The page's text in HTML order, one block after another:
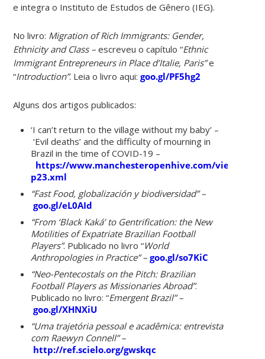
e integra o Instituto de Estudos de Gênero (IEG).
No livro: Migration of Rich Immigrants: Gender,
Ethnicity and Class –escreveu o capítulo “Ethnic
Immigrant Entrepreneurs in Place d’Italie, Paris”e
“Introduction”. Leia o livro aqui: goo.gl/PF5hg2
Alguns dos artigos publicados:
‘I can’t return to the village without my baby’ –
‘Evil deaths’ and the difficulty of mourning in
Brazil in the time of COVID-19 –
https://www.manchesteropenhive.com/view/
p23.xml
“Fast Food, globalización y biodiversidad” –
goo.gl/eL0AId
“From ‘Black Kaká’ to Gentrification: the New
Motilities of Expatriate Brazilian Football
Players”. Publicado no livro “World
Anthropologies in Practice” – goo.gl/so7KiC
“Neo-Pentecostals on the Pitch: Brazilian
Football Players as Missionaries Abroad”.
Publicado no livro: “Emergent Brazil” –
goo.gl/XHNXiU
“Uma trajetória pessoal e acadêmica: entrevista
com Raewyn Connell” –
http://ref.scielo.org/gwskqc